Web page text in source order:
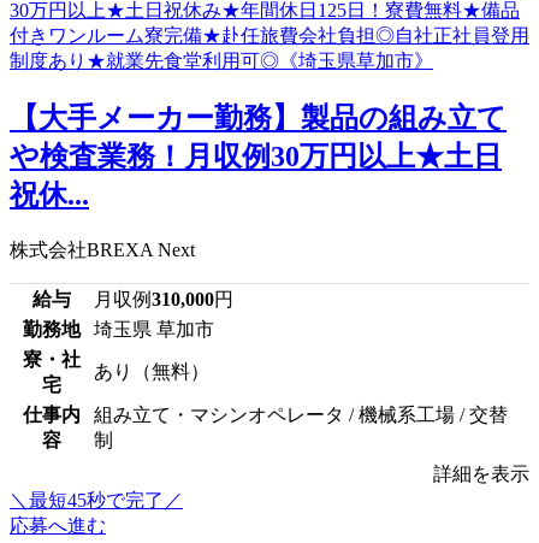
【大手メーカー勤務】製品の組み立て
や検査業務！月収例30万円以上★土日
祝休...
株式会社BREXA Next
給与 月収例310,000円
勤務地
埼玉県 草加市
寮・社
宅
あり（無料）
仕事内
容
組み立て・マシンオペレータ / 機械系工場 / 交替
制
詳細を表示
＼最短45秒で完了／
応募へ進む